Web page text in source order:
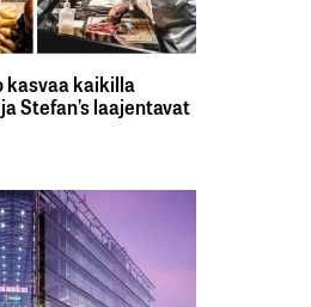
kasvaa kaikilla
Stefan’s laajentavat